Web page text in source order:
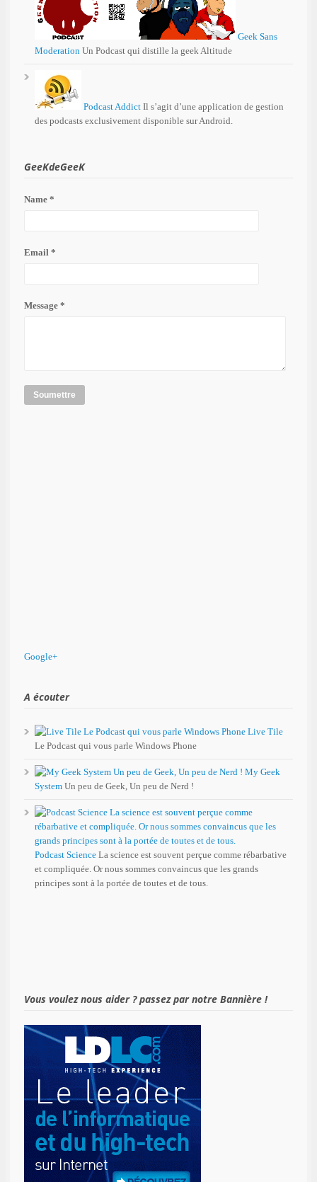
Geek Sans
Moderation Un Podcast qui distille la geek Altitude
Podcast Addict Il s’agit d’une application de gestion
des podcasts exclusivement disponible sur Android.
GeeKdeGeeK
Name *
Email *
Message *
Soumettre
Google+
A écouter
Live Tile
Le Podcast qui vous parle Windows Phone
My Geek
System Un peu de Geek, Un peu de Nerd !
Podcast Science La science est souvent perçue comme rébarbative
et compliquée. Or nous sommes convaincus que les grands
principes sont à la portée de toutes et de tous.
Vous voulez nous aider ? passez par notre Bannière !